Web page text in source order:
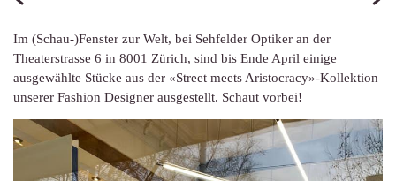
Im (Schau-)Fenster zur Welt, bei Sehfelder Optiker an der
Theaterstrasse 6 in 8001 Zürich, sind bis Ende April einige
ausgewählte Stücke aus der «Street meets Aristocracy»-Kollektion
unserer Fashion Designer ausgestellt. Schaut vorbei!